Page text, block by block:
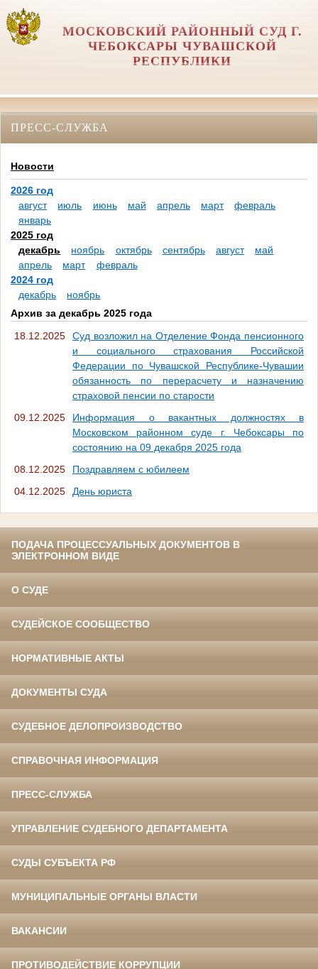
МОСКОВСКИЙ РАЙОННЫЙ СУД Г.
ЧЕБОКСАРЫ ЧУВАШСКОЙ
РЕСПУБЛИКИ
ПРЕСС-СЛУЖБА
Новости
2026 год
август
июль июнь май апрель март
февраль
январь
2025 год
декабрь
ноябрь октябрь сентябрь август
май
апрель
март
февраль
2024 год
декабрь
ноябрь
Архив за декабрь 2025 года
18.12.2025
Суд возложил на Отделение Фонда пенсионного
и социального страхования Российской
Федерации по Чувашской Республике-Чувашии
обязанность по перерасчету и назначению
страховой пенсии по старости
09.12.2025
Информация о вакантных должностях в
Московском районном суде г. Чебоксары по
состоянию на 09 декабря 2025 года
08.12.2025
Поздравляем с юбилеем
04.12.2025
День юриста
ПОДАЧА ПРОЦЕССУАЛЬНЫХ ДОКУМЕНТОВ В
ЭЛЕКТРОННОМ ВИДЕ
О СУДЕ
СУДЕЙСКОЕ СООБЩЕСТВО
НОРМАТИВНЫЕ АКТЫ
ДОКУМЕНТЫ СУДА
СУДЕБНОЕ ДЕЛОПРОИЗВОДСТВО
СПРАВОЧНАЯ ИНФОРМАЦИЯ
ПРЕСС-СЛУЖБА
УПРАВЛЕНИЕ СУДЕБНОГО ДЕПАРТАМЕНТА
СУДЫ СУБЪЕКТА РФ
МУНИЦИПАЛЬНЫЕ ОРГАНЫ ВЛАСТИ
ВАКАНСИИ
ПРОТИВОДЕЙСТВИЕ КОРРУПЦИИ